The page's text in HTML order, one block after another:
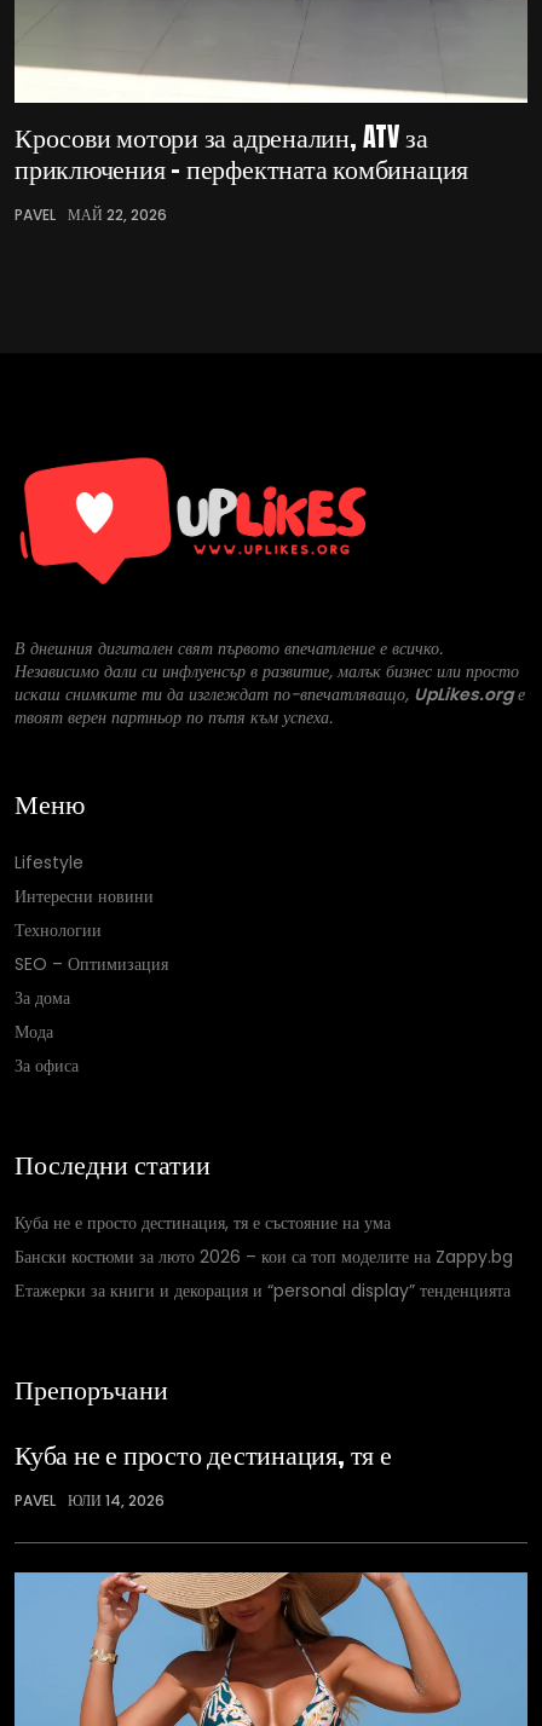
Кросови мотори за адреналин, ATV за
приключения – перфектната комбинация
PAVEL МАЙ 22, 2026
В днешния дигитален свят първото впечатление е всичко.
Независимо дали си инфлуенсър в развитие, малък бизнес или просто
искаш снимките ти да изглеждат по-впечатляващо, UpLikes.orgе
твоят верен партньор по пътя към успеха.
Меню
Lifestyle
Интересни новини
Технологии
SEO – Оптимизация
За дома
Мода
За офиса
Последни статии
Куба не е просто дестинация, тя е състояние на ума
Бански костюми за люто 2026 – кои са топ моделите на Zappy.bg
Етажерки за книги и декорация и “personal display” тенденцията
Препоръчани
Куба не е просто дестинация, тя е
PAVEL ЮЛИ 14, 2026